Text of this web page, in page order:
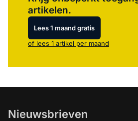
artikelen.
Lees 1 maand gratis
of lees 1 artikel per maand
Nieuwsbrieven